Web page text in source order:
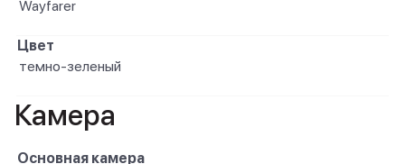
Wayfarer
Цвет
темно-зеленый
Камера
Основная камера